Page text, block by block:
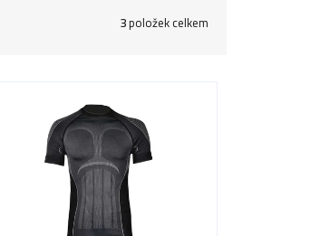
3položek celkem